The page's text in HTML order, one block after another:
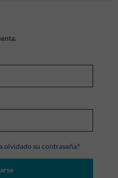
olvidado su contraseña?